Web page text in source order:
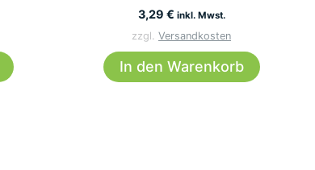
3,29 € inkl. Mwst.
zzgl. Versandkosten
In den Warenkorb